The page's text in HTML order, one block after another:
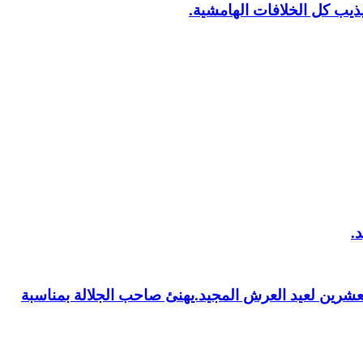
كل الخلافات الهامشية.
لعيد العرش المجيد.يهنئ صاحب الجلالة بمناسبة